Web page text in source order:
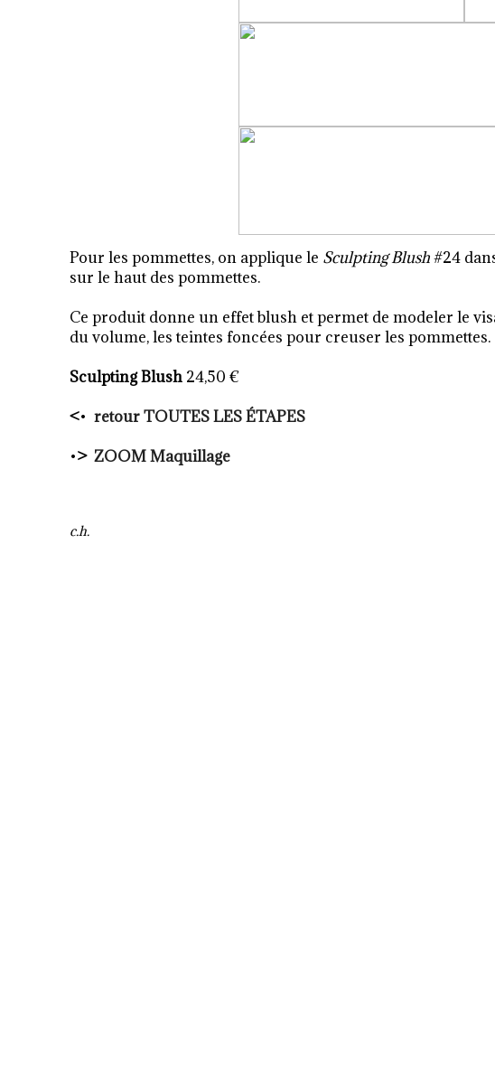
Pour les pommettes, on applique le Sculpting Blush#24
sur le haut des pommettes.
Ce produit donne un effet blush et permet de modeler le
du volume, les teintes foncées pour creuser les pommettes.
Sculpting Blush 24,50 €
<• retour TOUTES LES ÉTAPES
•> ZOOM Maquillage
c.h.